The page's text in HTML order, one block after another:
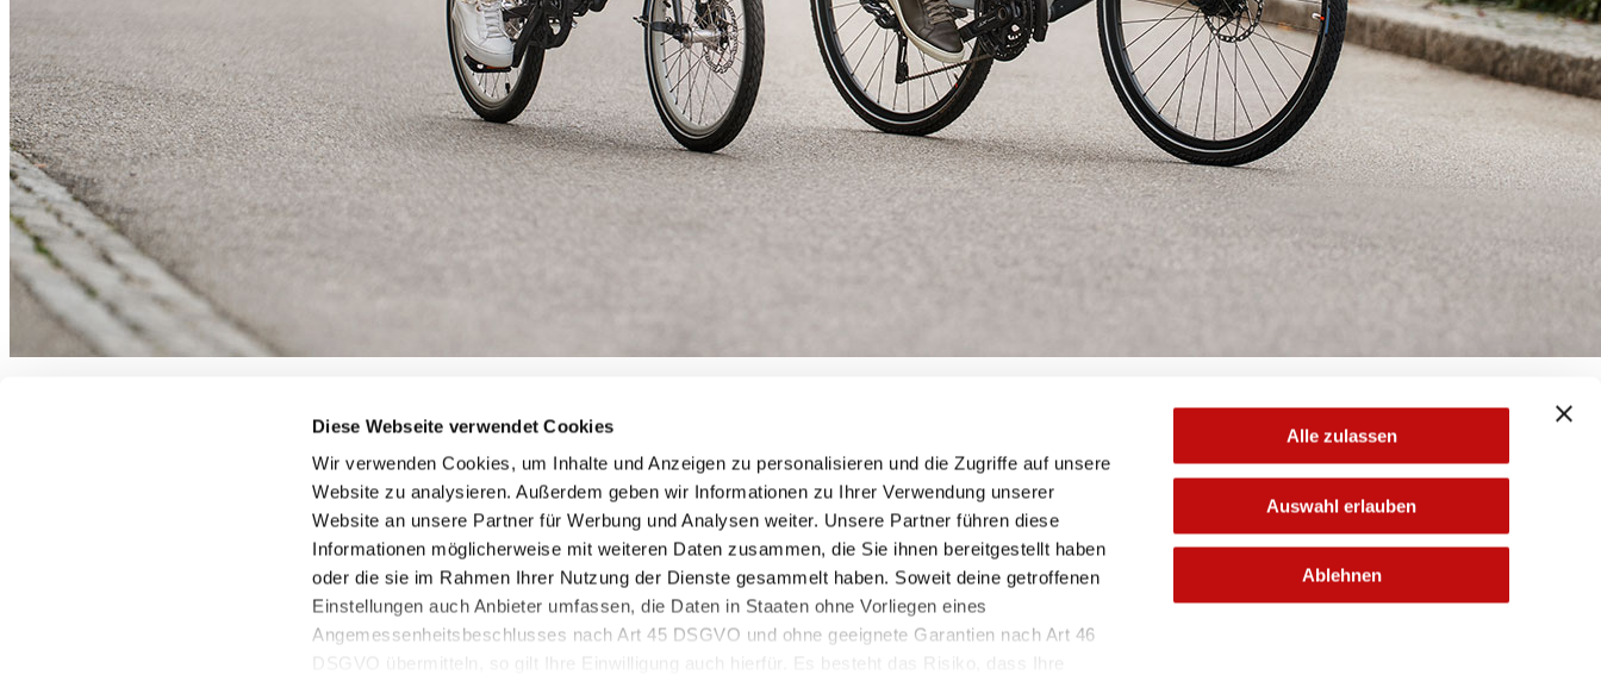
Diese Webseite verwendet Cookies
Wir verwenden Cookies, um Inhalte und Anzeigen zu personalisieren und die Zugriffe auf unsere
Website zu analysieren. Außerdem geben wir Informationen zu Ihrer Verwendung unserer
Website an unsere Partner für Werbung und Analysen weiter. Unsere Partner führen diese
Informationen möglicherweise mit weiteren Daten zusammen, die Sie ihnen bereitgestellt haben
oder die sie im Rahmen Ihrer Nutzung der Dienste gesammelt haben. Soweit deine getroffenen
Einstellungen auch Anbieter umfassen, die Daten in Staaten ohne Vorliegen eines
Angemessenheitsbeschlusses nach Art 45 DSGVO und ohne geeignete Garantien nach Art 46
DSGVO übermitteln, so gilt Ihre Einwilligung auch hierfür. Es besteht das Risiko, dass Ihre
Alle zulassen
Auswahl erlauben
Ablehnen
Du hast dich angemeldet, aber Benutzername und/oder Passwort vergessen?
Kein Problem. Gib die bei der Anmeldung angegebeneE-Mail-Adressesowie den dazu angegebenenVor- und Nachnamenein. Wir senden dir eine E-Mail mit weiteren Anweisungen.